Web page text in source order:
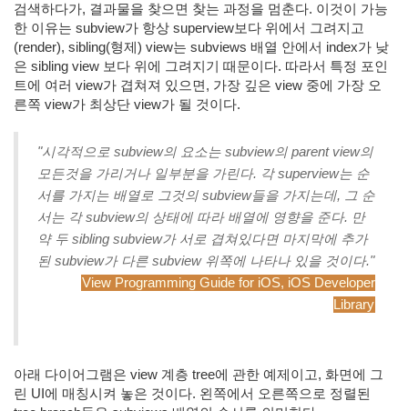
검색하다가, 결과물을 찾으면 찾는 과정을 멈춘다. 이것이 가능
한 이유는 subview가 항상 superview보다 위에서 그려지고
(render), sibling(형제) view는 subviews 배열 안에서 index가 낮
은 sibling view 보다 위에 그려지기 때문이다. 따라서 특정 포인
트에 여러 view가 겹쳐져 있으면, 가장 깊은 view 중에 가장 오
른쪽 view가 최상단 view가 될 것이다.
"시각적으로 subview의 요소는 subview의 parent view의
모든것을 가리거나 일부분을 가린다. 각 superview는 순
서를 가지는 배열로 그것의 subview들을 가지는데, 그 순
서는 각 subview의 상태에 따라 배열에 영향을 준다. 만
약 두 sibling subview가 서로 겹쳐있다면 마지막에 추가
된 subview가 다른 subview 위쪽에 나타나 있을 것이다."
View Programming Guide for iOS, iOS Developer
Library
아래 다이어그램은 view 계층 tree에 관한 예제이고, 화면에 그
린 UI에 매칭시켜 놓은 것이다. 왼쪽에서 오른쪽으로 정렬된